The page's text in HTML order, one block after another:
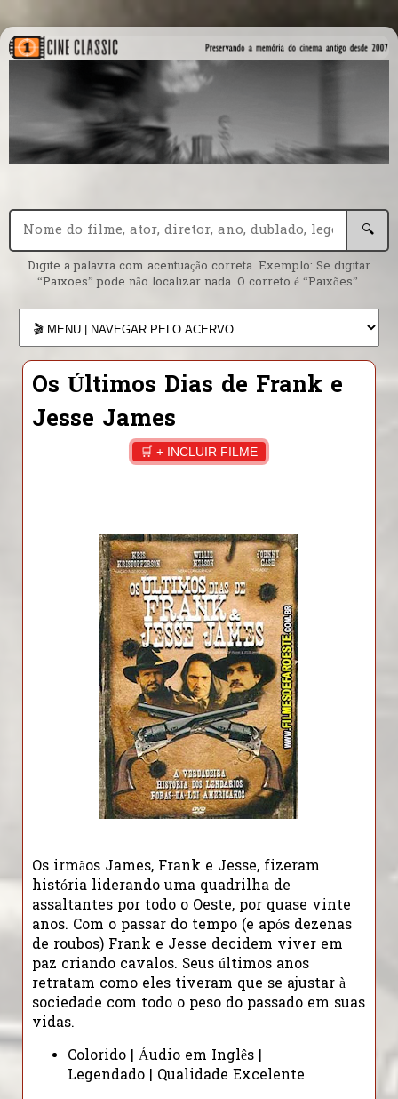
🔍
Digite a palavra com acentuação correta. Exemplo: Se digitar
“Paixoes” pode não localizar nada. O correto é “Paixões”.
Os Últimos Dias de Frank e
Jesse James
🛒 + INCLUIR FILME
Os irmãos James, Frank e Jesse, fizeram
história liderando uma quadrilha de
assaltantes por todo o Oeste, por quase vinte
anos. Com o passar do tempo (e após dezenas
de roubos) Frank e Jesse decidem viver em
paz criando cavalos. Seus últimos anos
retratam como eles tiveram que se ajustar à
sociedade com todo o peso do passado em suas
vidas.
Colorido | Áudio em Inglês |
Legendado | Qualidade Excelente